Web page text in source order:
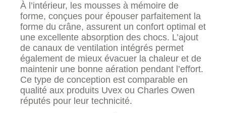
À l’intérieur, les mousses à mémoire de
forme, conçues pour épouser parfaitement la
forme du crâne, assurent un confort optimal et
une excellente absorption des chocs. L’ajout
de canaux de ventilation intégrés permet
également de mieux évacuer la chaleur et de
maintenir une bonne aération pendant l’effort.
Ce type de conception est comparable en
qualité aux produits Uvex ou Charles Owen
réputés pour leur technicité.